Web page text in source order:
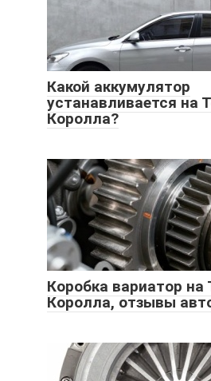
Какой аккумулятор
устанавливается на
Королла?
Коробка вариатор на
Королла, отзывы